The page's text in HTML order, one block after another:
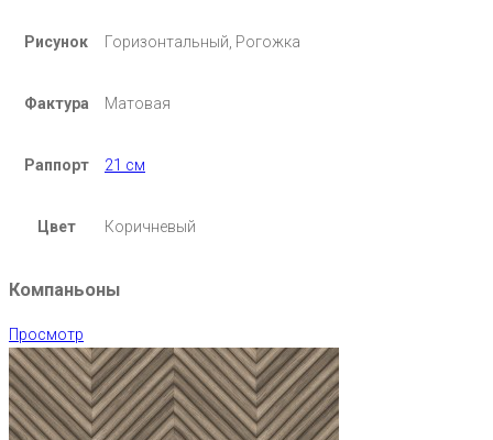
Рисунок Горизонтальный, Рогожка
Фактура Матовая
Раппорт 21 см
Цвет Коричневый
Компаньоны
Просмотр